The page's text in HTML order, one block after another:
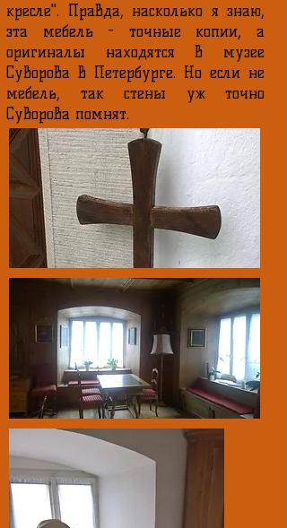
кресле". Правда, насколько я знаю,
эта мебель - точные копии, а
оригиналы находятся в музее
Суворова в Петербурге. Но если не
мебель, так стены уж точно
Суворова помнят.